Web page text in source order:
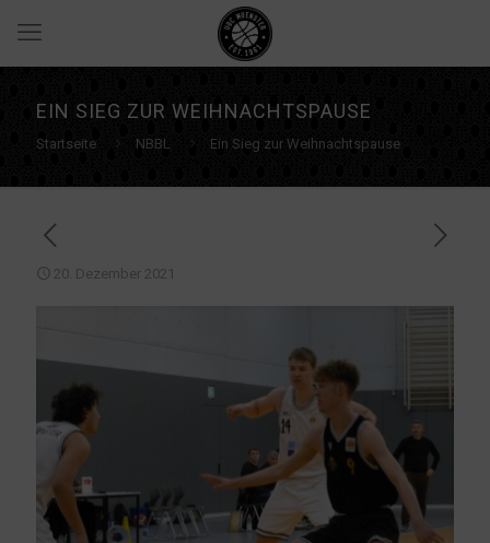
EIN SIEG ZUR WEIHNACHTSPAUSE
Startseite NBBL Ein Sieg zur Weihnachtspause
20. Dezember 2021